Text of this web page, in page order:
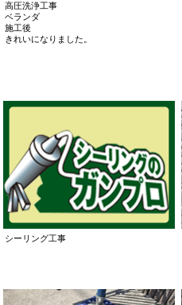
高圧洗浄工事
ベランダ
施工後
きれいになりました。
シーリング工事